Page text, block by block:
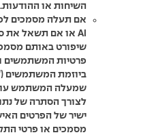
השיחות או ההודעות.
אם תעלה מסמכים
שיפורט באותם
פרטיות המשתמשים
ביוזמת המשתמשים
לצורך הסתרה של
ישיר של הפרטים
מסמכים או פרטי